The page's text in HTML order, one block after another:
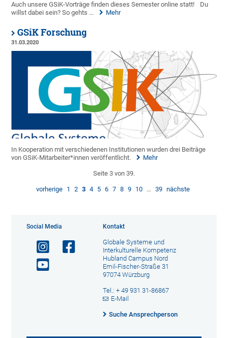
Auch unsere GSiK-Vorträge finden dieses Semester online statt!
Du
willst dabei sein? So gehts ...
Mehr
GSiK Forschung
31.03.2020
In Kooperation mit verschiedenen Institutionen wurden drei Beiträge
von GSiK-Mitarbeiter*innen veröffentlicht.
Mehr
Seite 3 von 39.
vorherige 1 2 3 4 5 6 7 8 9 10 … 39 nächste
Social Media Kontakt
Globale Systeme und
Interkulturelle Kompetenz
Hubland Campus Nord
Emil-Fischer-Straße 31
97074 Würzburg
Tel.: + 49 931 31-86867
E-Mail
Suche Ansprechperson